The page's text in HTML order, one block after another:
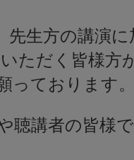
先生方の講演
ただく皆様方
っております。
聴講者の皆様